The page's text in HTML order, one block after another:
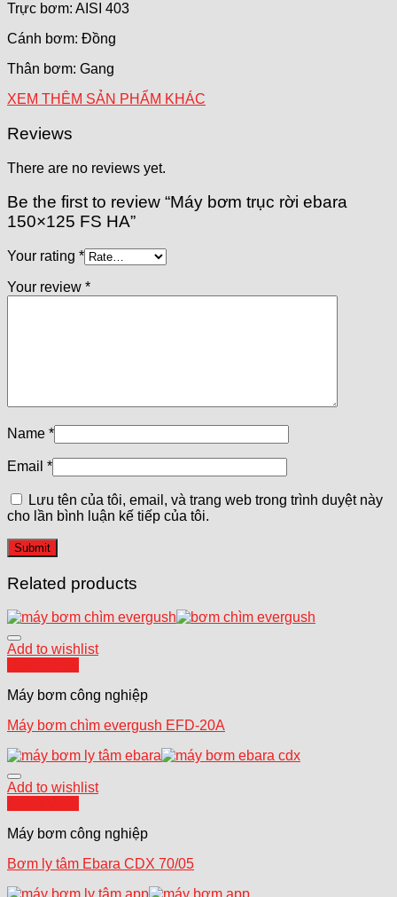
Trực bơm: AISI 403
Cánh bơm: Đồng
Thân bơm: Gang
XEM THÊM SẢN PHẨM KHÁC
Reviews
There are no reviews yet.
Be the first to review “Máy bơm trục rời ebara
150×125 FS HA”
Your rating *
Your review *
Name *
Email *
Lưu tên của tôi, email, và trang web trong trình duyệt này
cho lần bình luận kế tiếp của tôi.
Related products
Add to wishlist
Máy bơm công nghiệp
Máy bơm chìm evergush EFD-20A
Add to wishlist
Máy bơm công nghiệp
Bơm ly tâm Ebara CDX 70/05